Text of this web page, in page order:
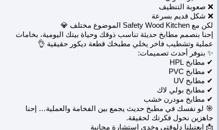
❌ صعوبة التنظيف
❌ شكل قديم بسرعة
لكن مع Safety Wood Kitchen الموضوع مختلف 💎
إحنا بنصمم مطابخ حديثة تناسب ذوقك وحياة بيتك اليومية، بخامات
عملية وتشطيب فاخر يخلي مطبخك قطعة ديكور حقيقية 👌
✨ بنوفر أحدث تصميمات:
✔ مطابخ HPL
✔ مطابخ PVC
✔ مطابخ UV
✔ مطابخ بولي لاك
✔ مطابخ مودرن خشب
🎯 لو نفسك في مطبخ حديث يجمع بين الفخامة والعملية… إحنا
جاهزين نحول فكرتك لحقيقة.
📩 ابعتيلنا دلوقتي وخدي استشارة مجانية